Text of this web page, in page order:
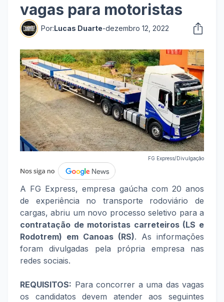
vagas para motoristas
Por:Lucas Duarte-dezembro 12, 2022
FG Express/Divulgação
A FG Express, empresa gaúcha com 20 anos
de experiência no transporte rodoviário de
cargas, abriu um novo processo seletivo para a
contratação de motoristas carreteiros (LS e
Rodotrem) em Canoas (RS). As informações
foram divulgadas pela própria empresa nas
redes sociais.
REQUISITOS: Para concorrer a uma das vagas
os candidatos devem atender aos seguintes